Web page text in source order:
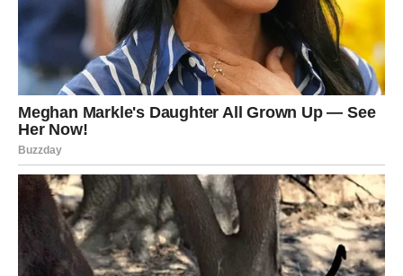
spremni su učiniti mnogo za ljude koje vole. Upravo zbog
toga ponekad ostaju razočarani kada ne dobiju istu
količinu pažnje i podrške zauzvrat.
Posljednji period nije bio jednostavan za mnoge Rakove.
Bilo je trenutaka kada su se osjećali usamljeno,
neshvaćeno ili emocionalno iscrpljeno. Ponekad su se
pitali da li se njihov trud uopšte primjećuje.
Zvijezde sada imaju drugačiji plan.